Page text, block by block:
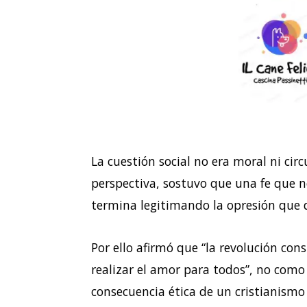
La cuestión social no era moral ni
perspectiva, sostuvo que una fe que
termina legitimando la opresión que
Por ello afirmó que “la revolución
realizar el amor para todos”, no
consecuencia ética de un